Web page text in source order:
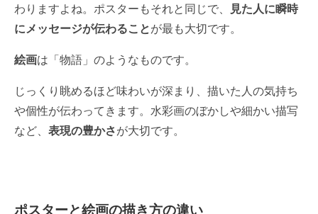
わりますよね。ポスターもそれと同じで、
見た人に瞬時
にメッセージが伝わることが最も大切です。
絵画は「物語」のようなものです。
じっくり眺めるほど味わいが深まり、描いた人の気持ち
や個性が伝わってきます。水彩画のぼかしや細かい描写
など、表現の豊かさが大切です。
ポスターと絵画の描き方の違い